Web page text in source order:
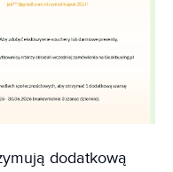
dodatkową